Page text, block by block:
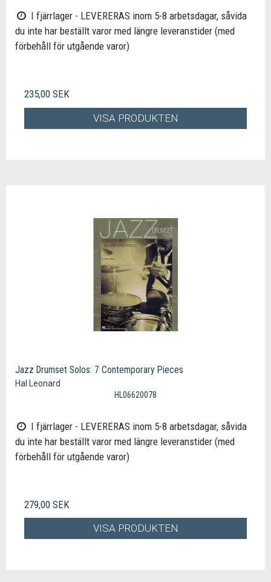
I fjärrlager - LEVERERAS inom 5-8 arbetsdagar, såvida
du inte har beställt varor med längre leveranstider (med
förbehåll för utgående varor)
235,00 SEK
VISA PRODUKTEN
Jazz Drumset Solos: 7 Contemporary Pieces
Hal Leonard
HL06620078
I fjärrlager - LEVERERAS inom 5-8 arbetsdagar, såvida
du inte har beställt varor med längre leveranstider (med
förbehåll för utgående varor)
279,00 SEK
VISA PRODUKTEN